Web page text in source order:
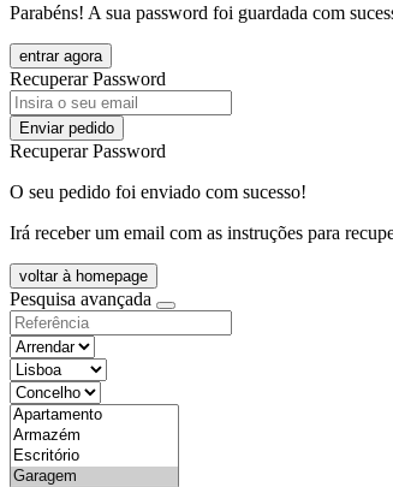
Parabéns! A sua password foi guardada com
entrar agora
Recuperar Password
Enviar pedido
Recuperar Password
O seu pedido foi enviado com sucesso!
Irá receber um email com as instruções para
voltar à homepage
Pesquisa avançada
objective
districtId
countyId
types